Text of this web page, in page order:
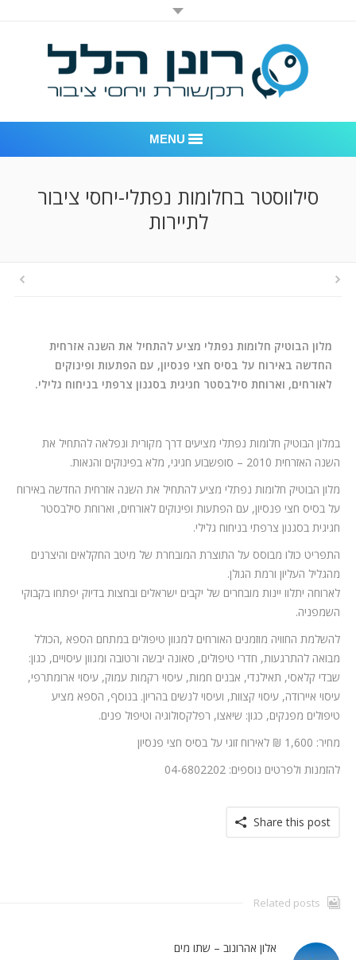
MENU
אודות החברה
ניהול מוניטין
סילווסטר בחלומות נפתלי-יחסי ציבור
לתיירות
מלון הבוטיק חלומות נפתלי מציע להתחיל את השנה אזרחית
החדשה באירוח על בסיס חצי פנסיון, עם הפתעות ופינוקים
לאורחים, וארוחת סילבסטר חגיגית בסגנון צרפתי בניחוח גלילי.
במלון הבוטיק חלומות נפתלי מציעים דרך מקורית ונפלאה להתחיל את
השנה האזרחית 2010 – סופשבוע חגיגי, מלא בפינוקים והנאות.
מלון הבוטיק חלומות נפתלי מציע להתחיל את השנה אזרחית החדשה באירוח
על בסיס חצי פנסיון, עם הפתעות ופינוקים לאורחים, וארוחת סילבסטר
חגיגית בסגנון צרפתי בניחוח גלילי.
התפריט כולו מבוסס על התוצרת המובחרת של מיטב החקלאים והיצרנים
מהגליל העליון ורמת הגולן.
לארוחה יתלוו יינות מובחרים של יקבים ישראלים ובחצות בדיוק יפתחו בקבוקי
השמפניה.
להשלמת החוויה מוזמנים האורחים למגוון טיפולים במתחם הספא ,הכולל
מבואה להתרגעות, חדרי טיפולים, סאונה יבשה ורטובה ומגוון עיסויים, כגון:
שבדי קלאסי, תאילנדי, אבנים חמות, עיסוי רקמות עמוק, עיסוי ארומתרפי,
עיסוי איירודה, עיסוי קצוות, ועיסוי לנשים בהריון. בנוסף, הספא מציע
טיפולים מפנקים, כגון: שיאצו, רפלקסולוגיה וטיפול פנים.
מחיר: 1,600 ₪ לאירוח זוגי על בסיס חצי פנסיון
להזמנות ולפרטים נוספים: 04-6802202
Share this post
Related posts
אלון אהרונוב – שתו מים